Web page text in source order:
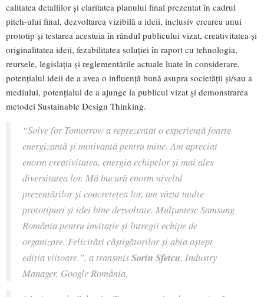
calitatea detaliilor și claritatea planului final prezentat în cadrul
pitch-ului final, dezvoltarea vizibilă a ideii, inclusiv crearea unui
prototip și testarea acestuia în rândul publicului vizat, creativitatea și
originalitatea ideii, fezabilitatea soluției în raport cu tehnologia,
reursele, legislația și reglementările actuale luate în considerare,
potențialul ideii de a avea o influență bună asupra societății și/sau a
mediului, potențialul de a ajunge la publicul vizat și demonstrarea
metodei Sustainable Design Thinking.
“Solve for Tomorrow a reprezentat o experiență foarte
energizantă și motivantă pentru mine. Am apreciat
enorm creativitatea, energia echipelor și mai ales
diversitatea lor. Mă bucură enorm nivelul
prezentărilor și concretețea lor, am văzut multe
prototipuri și idei bine dezvoltate. Mulțumesc Samsung
România pentru invitație și întregii echipe de
organizare. Felicitări câștigătorilor și abia aștept
ediția viitoare.”, a transmisSorin Sfetcu, Industry
Manager, Google România.